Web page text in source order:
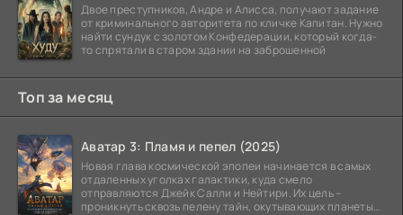
Двое преступников, Андре и Алисса, получают задание
от криминального авторитета по кличке Капитан. Нужно
найти сундук с золотом Конфедерации, который когда-
то спрятали в старом здании на заброшенной
Топ за месяц
Аватар 3: Пламя и пепел (2025)
Новая глава космической эпопеи начинается в самых
отдаленных уголках галактики, куда смело
отправляются Джейк Салли и Нейтири. Их цель –
проникнуть сквозь пелену тайн, окутывающих планеты